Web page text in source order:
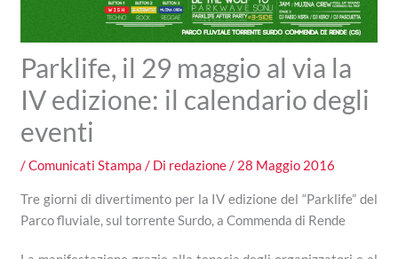
Parklife, il 29 maggio al via la
IV edizione: il calendario degli
eventi
/Comunicati Stampa / Di redazione/ 28 Maggio 2016
Tre giorni di divertimento per la IV edizione del “Parklife” del
Parco fluviale, sul torrente Surdo, a Commenda di Rende